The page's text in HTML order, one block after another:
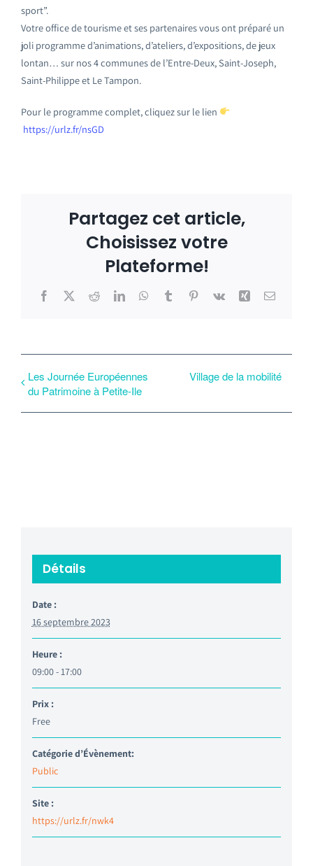
sport”.
Votre office de tourisme et ses partenaires vous ont préparé un
joli programme d’animations, d’ateliers, d’expositions, de jeux
lontan… sur nos 4 communes de l’Entre-Deux, Saint-Joseph,
Saint-Philippe et Le Tampon.
Pour le programme complet, cliquez sur le lien
https://urlz.fr/nsGD
Partagez cet article,
Choisissez votre
Plateforme!
Facebook
X RedditLinkedInWhatsApp
TumblrPinterest
Vk Xing Email
Les Journée Européennes
du Patrimoine à Petite-Ile
Village de la mobilité
Détails
Date :
16 septembre 2023
Heure :
09:00 - 17:00
Prix :
Free
Catégorie d’Évènement:
Public
Site :
https://urlz.fr/nwk4